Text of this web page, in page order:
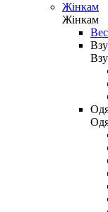
Жінкам
Жінкам